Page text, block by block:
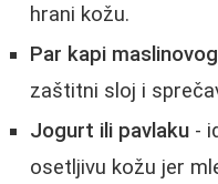
hrani kožu.
Par kapi
zaštitni sloj i
Jogurt ili pavlaku -
osetljivu kožu jer